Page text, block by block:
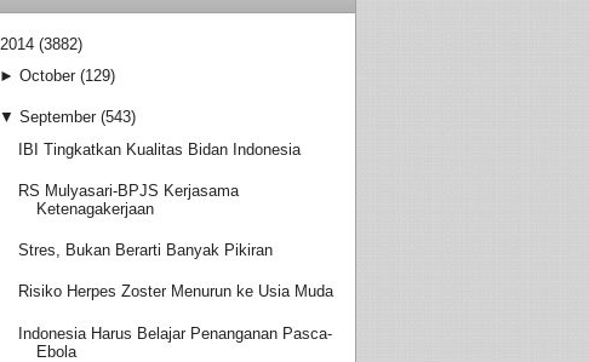
2014 (3882)
► October (129)
▼ September (543)
IBI Tingkatkan Kualitas Bidan Indonesia
RS Mulyasari-BPJS Kerjasama
Ketenagakerjaan
Stres, Bukan Berarti Banyak Pikiran
Risiko Herpes Zoster Menurun ke Usia Muda
Indonesia Harus Belajar Penanganan Pasca-
Ebola